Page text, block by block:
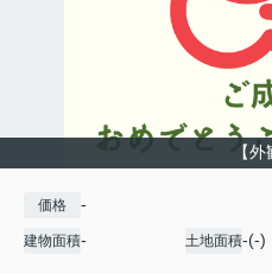
【外
価格 -
建物面積- 土地面積-(-)